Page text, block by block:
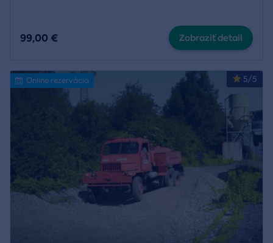
99,00 € Zobraziť detail
5/5
Online rezervácia